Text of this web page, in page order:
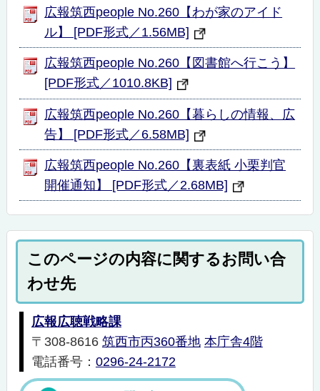
広報筑西people No.260【わが家のアイド
ル】 [PDF形式／1.56MB]
広報筑西people No.260【図書館へ行こう】
[PDF形式／1010.8KB]
広報筑西people No.260【暮らしの情報、広
告】 [PDF形式／6.58MB]
広報筑西people No.260【裏表紙 小栗判官
開催通知】 [PDF形式／2.68MB]
このページの内容に関するお問い合
わせ先
広報広聴戦略課
〒308-8616 筑西市丙360番地 本庁舎4階
電話番号： 0296-24-2172